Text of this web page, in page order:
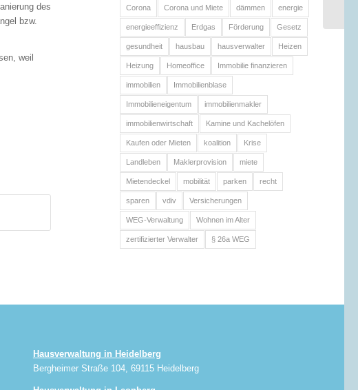
des
bzw.
weil
Corona Corona und Miete dämmen energie
energieeffizienz Erdgas Förderung Gesetz
gesundheit hausbau hausverwalter Heizen
Heizung Homeoffice Immobilie finanzieren
immobilien Immobilienblase
Immobilieneigentum immobilienmakler
immobilienwirtschaft Kamine und Kachelöfen
Kaufen oder Mieten koalition Krise
Landleben Maklerprovision miete
Mietendeckel mobilität parken recht
sparen vdiv Versicherungen
WEG-Verwaltung Wohnen im Alter
zertifizierter Verwalter § 26a WEG
Hausverwaltung in Heidelberg
Bergheimer Straße 104, 69115 Heidelberg